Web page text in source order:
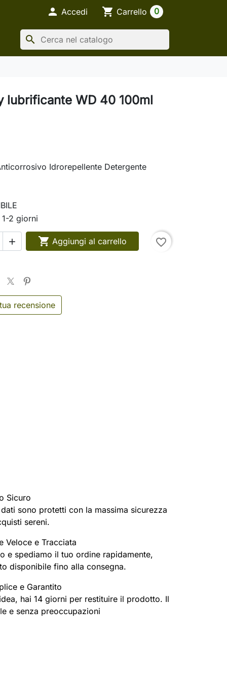
 Accedi shopping_cart Carrello 0
search
lubrificante WD 40 100ml
Idrorepellente Detergente
2 giorni
  Aggiungi al carrello favorite_border
recensione
Sicuro
sono protetti con la massima sicurezza
sereni.
Veloce e Tracciata
e spediamo il tuo ordine rapidamente,
disponibile fino alla consegna.
e Garantito
hai 14 giorni per restituire il prodotto. Il
e senza preoccupazioni